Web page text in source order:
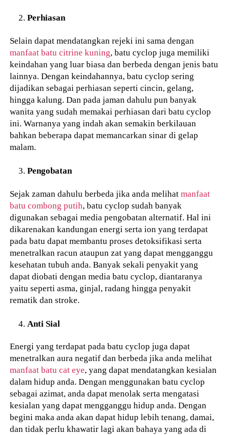
Perhiasan
Selain dapat mendatangkan rejeki ini sama dengan
manfaat batu citrine kuning, batu cyclop juga memiliki
keindahan yang luar biasa dan berbeda dengan jenis batu
lainnya. Dengan keindahannya, batu cyclop sering
dijadikan sebagai perhiasan seperti cincin, gelang,
hingga kalung. Dan pada jaman dahulu pun banyak
wanita yang sudah memakai perhiasan dari batu cyclop
ini. Warnanya yang indah akan semakin berkilauan
bahkan beberapa dapat memancarkan sinar di gelap
malam.
Pengobatan
Sejak zaman dahulu berbeda jika anda melihatmanfaat
batu combong putih, batu cyclop sudah banyak
digunakan sebagai media pengobatan alternatif. Hal ini
dikarenakan kandungan energi serta ion yang terdapat
pada batu dapat membantu proses detoksifikasi serta
menetralkan racun ataupun zat yang dapat mengganggu
kesehatan tubuh anda. Banyak sekali penyakit yang
dapat diobati dengan media batu cyclop, diantaranya
yaitu seperti asma, ginjal, radang hingga penyakit
rematik dan stroke.
Anti Sial
Energi yang terdapat pada batu cyclop juga dapat
menetralkan aura negatif dan berbeda jika anda melihat
manfaat batu cat eye, yang dapat mendatangkan kesialan
dalam hidup anda. Dengan menggunakan batu cyclop
sebagai azimat, anda dapat menolak serta mengatasi
kesialan yang dapat mengganggu hidup anda. Dengan
begini maka anda akan dapat hidup lebih tenang, damai,
dan tidak perlu khawatir lagi akan bahaya yang ada di